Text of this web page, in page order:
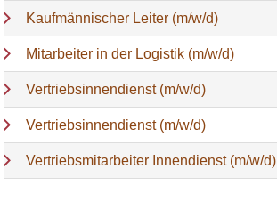
Kaufmännischer Leiter (m/w/d)
Mitarbeiter in der Logistik (m/w/d)
Vertriebsinnendienst (m/w/d)
Vertriebsinnendienst (m/w/d)
Vertriebsmitarbeiter Innendienst (m/w/d)